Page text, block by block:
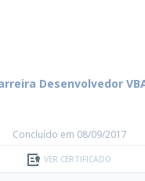
Desenvolvedor
Concluído em 08/09/2017
VER CERTIFICADO